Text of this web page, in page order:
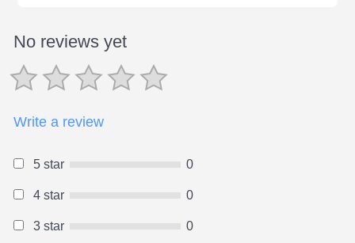
No reviews yet
Write a review
5 star 0
4 star 0
3 star 0